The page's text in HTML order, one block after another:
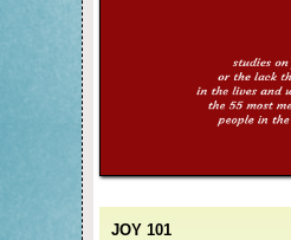
JOY 101